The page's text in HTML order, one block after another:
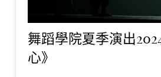
舞蹈學院夏季演出
心》